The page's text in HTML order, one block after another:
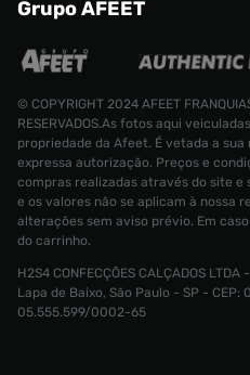
Grupo AFEET
© COPYRIGHT 2024 AFEET
RESERVADOS.As fotos aqui
propriedade da Afeet. É vetada a
expressa autorização. Preços e
compras realizadas através do site e
e os valores não se aplicam à nossa
alterações sem aviso prévio. Em
do carrinho.
H2S4 CONFECÇÕES CALÇADOS
Lapa de Baixo, São Paulo - SP - CEP:
05.555.599/0002-65